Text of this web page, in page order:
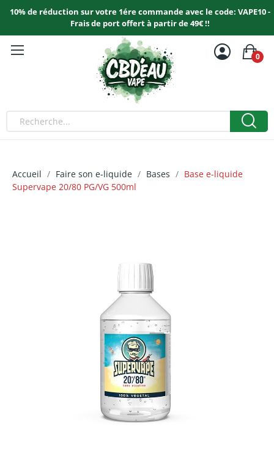
10% de réduction sur votre 1ére commande avec le code: VAPE10 -
Frais de port offert à partir de 49€ !!
0
Accueil Faire son e-liquide Bases
Base e-liquide
Supervape 20/80 PG/VG 500ml